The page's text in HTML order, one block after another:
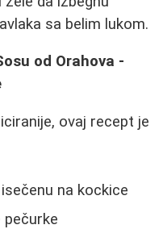
sa belim lukom.
od Orahova -
ovaj recept je
na kockice
pečurke